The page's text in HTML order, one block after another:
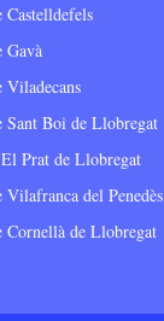
Castelldefels
Gavà
Viladecans
Sant Boi de Llobregat
Prat de Llobregat
Vilafranca del Penedès
Cornellà de Llobregat